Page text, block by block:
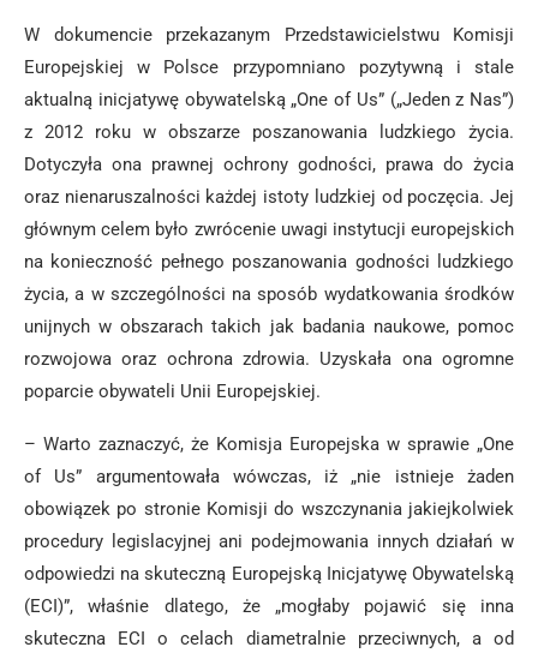
W dokumencie przekazanym Przedstawicielstwu Komisji
Europejskiej w Polsce przypomniano pozytywną i stale
aktualną inicjatywę obywatelską „One of Us” („Jeden z Nas”)
z 2012 roku w obszarze poszanowania ludzkiego życia.
Dotyczyła ona prawnej ochrony godności, prawa do życia
oraz nienaruszalności każdej istoty ludzkiej od poczęcia. Jej
głównym celem było zwrócenie uwagi instytucji europejskich
na konieczność pełnego poszanowania godności ludzkiego
życia, a w szczególności na sposób wydatkowania środków
unijnych w obszarach takich jak badania naukowe, pomoc
rozwojowa oraz ochrona zdrowia. Uzyskała ona ogromne
poparcie obywateli Unii Europejskiej.
– Warto zaznaczyć, że Komisja Europejska w sprawie „One
of Us” argumentowała wówczas, iż „nie istnieje żaden
obowiązek po stronie Komisji do wszczynania jakiejkolwiek
procedury legislacyjnej ani podejmowania innych działań w
odpowiedzi na skuteczną Europejską Inicjatywę Obywatelską
(ECI)”, właśnie dlatego, że „mogłaby pojawić się inna
skuteczna ECI o celach diametralnie przeciwnych, a od